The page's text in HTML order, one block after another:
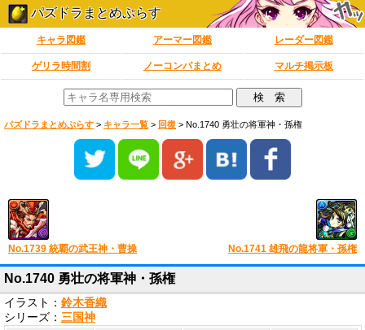
パズドラまとめぷらす
キャラ図鑑 アーマー図鑑 レーダー図鑑
ゲリラ時間割 ノーコンパまとめ マルチ掲示板
パズドラまとめぷらす > キャラ一覧 > 回復 > No.1740 勇壮の将軍神・孫権
No.1739 統覇の武王神・曹操 No.1741 雄飛の龍将軍・孫権
No.1740 勇壮の将軍神・孫権
イラスト： 鈴木香織
シリーズ： 三国神